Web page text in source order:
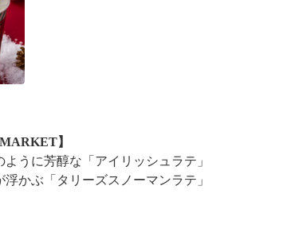
】
ように芳醇な「アイリッシュラテ」
浮かぶ「タリーズスノーマンラテ」